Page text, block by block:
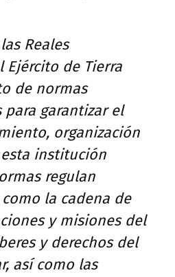
Reales
Ejército de Tierra
de normas
garantizar el
organización
institución
regulan
la cadena de
y misiones del
y derechos del
así como las